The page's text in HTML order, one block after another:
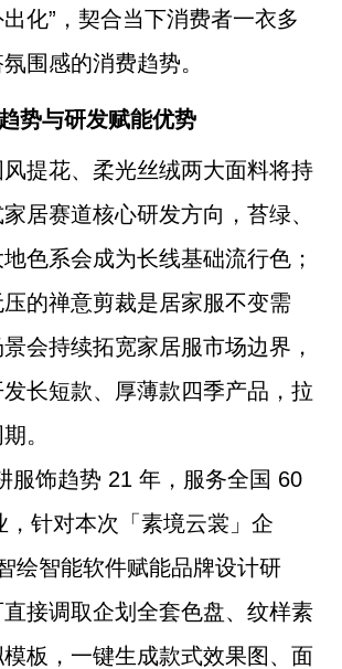
化”，契合当下消费者一衣多
围感的消费趋势。
势与研发赋能优势
提花、柔光丝绒两大面料将持
居赛道核心研发方向，苔绿、
色系会成为长线基础流行色；
的禅意剪裁是居家服不变需
会持续拓宽家居服市场边界，
长短款、厚薄款四季产品，拉
。
服饰趋势 21 年，服务全国 60
，针对本次「素境云裳」企
绘智能软件赋能品牌设计研
接调取企划全套色盘、纹样素
板，一键生成款式效果图、面